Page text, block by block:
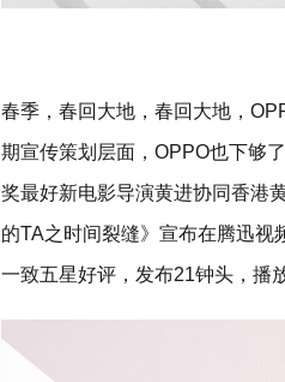
春季，春回大地，春回大地，
期宣传策划层面，OPPO也下够
奖最好新电影导演黄进协同香港
的TA之时间裂缝》宣布在腾迅
一致五星好评，发布21钟头，播